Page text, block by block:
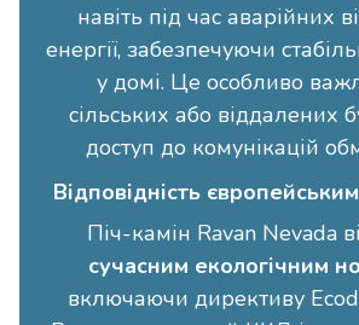
навіть під час аварійних
енергії, забезпечуючи
у домі. Це особливо
сільських або віддалених
доступ до комунікацій
Відповідність
Піч-камін Ravan Nevada
сучасним екологічним
включаючи директиву